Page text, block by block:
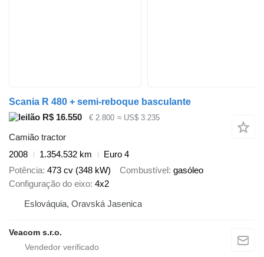
Scania R 480 + semi-reboque basculante
R$ 16.550
€ 2.800 ≈ US$ 3.235
Camião tractor
2008
1.354.532 km
Euro 4
Potência 473 cv (348 kW) Combustível gasóleo
Configuração do eixo 4x2
Eslováquia, Oravská Jasenica
Veacom s.r.o.